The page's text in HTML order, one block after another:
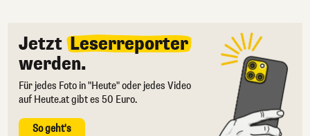
Jetzt Leserreporter
werden.
Für jedes Foto in "Heute" oder jedes Video
auf Heute.at gibt es 50 Euro.
So geht's